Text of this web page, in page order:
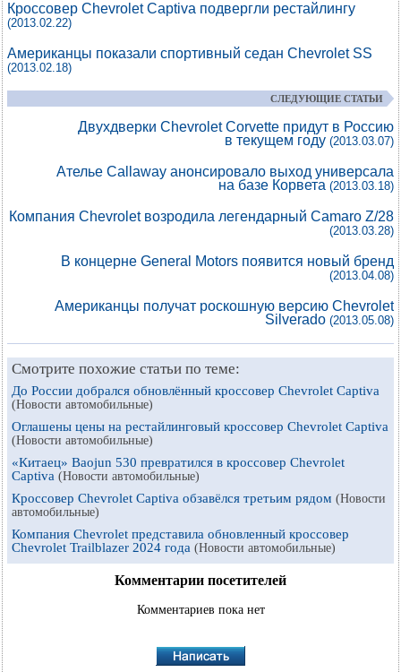
Кроссовер Chevrolet Captiva подвергли рестайлингу
(2013.02.22)
Американцы показали спортивный седан Chevrolet SS
(2013.02.18)
СЛЕДУЮЩИЕ СТАТЬИ
Двухдверки Chevrolet Corvette придут в Россию
в текущем году (2013.03.07)
Ателье Callaway анонсировало выход универсала
на базе Корвета (2013.03.18)
Компания Chevrolet возродила легендарный Camaro Z/28
(2013.03.28)
В концерне General Motors появится новый бренд
(2013.04.08)
Американцы получат роскошную версию Chevrolet
Silverado (2013.05.08)
Смотрите похожие статьи по теме:
До России добрался обновлённый кроссовер Chevrolet Captiva
(Новости автомобильные)
Оглашены цены на рестайлинговый кроссовер Chevrolet Captiva
(Новости автомобильные)
«Китаец» Baojun 530 превратился в кроссовер Chevrolet
Captiva (Новости автомобильные)
Кроссовер Chevrolet Captiva обзавёлся третьим рядом (Новости
автомобильные)
Компания Chevrolet представила обновленный кроссовер
Chevrolet Trailblazer 2024 года (Новости автомобильные)
Комментарии посетителей
Комментариев пока нет